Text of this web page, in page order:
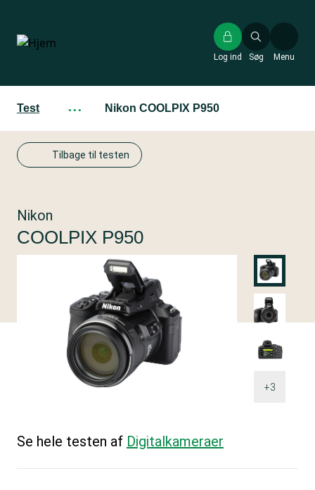
hovedindhold
Søg
Log ind Menu
Test ··· Nikon COOLPIX P950
Tilbage til testen
+3
Nikon
COOLPIX P950
Se hele testen af Digitalkameraer